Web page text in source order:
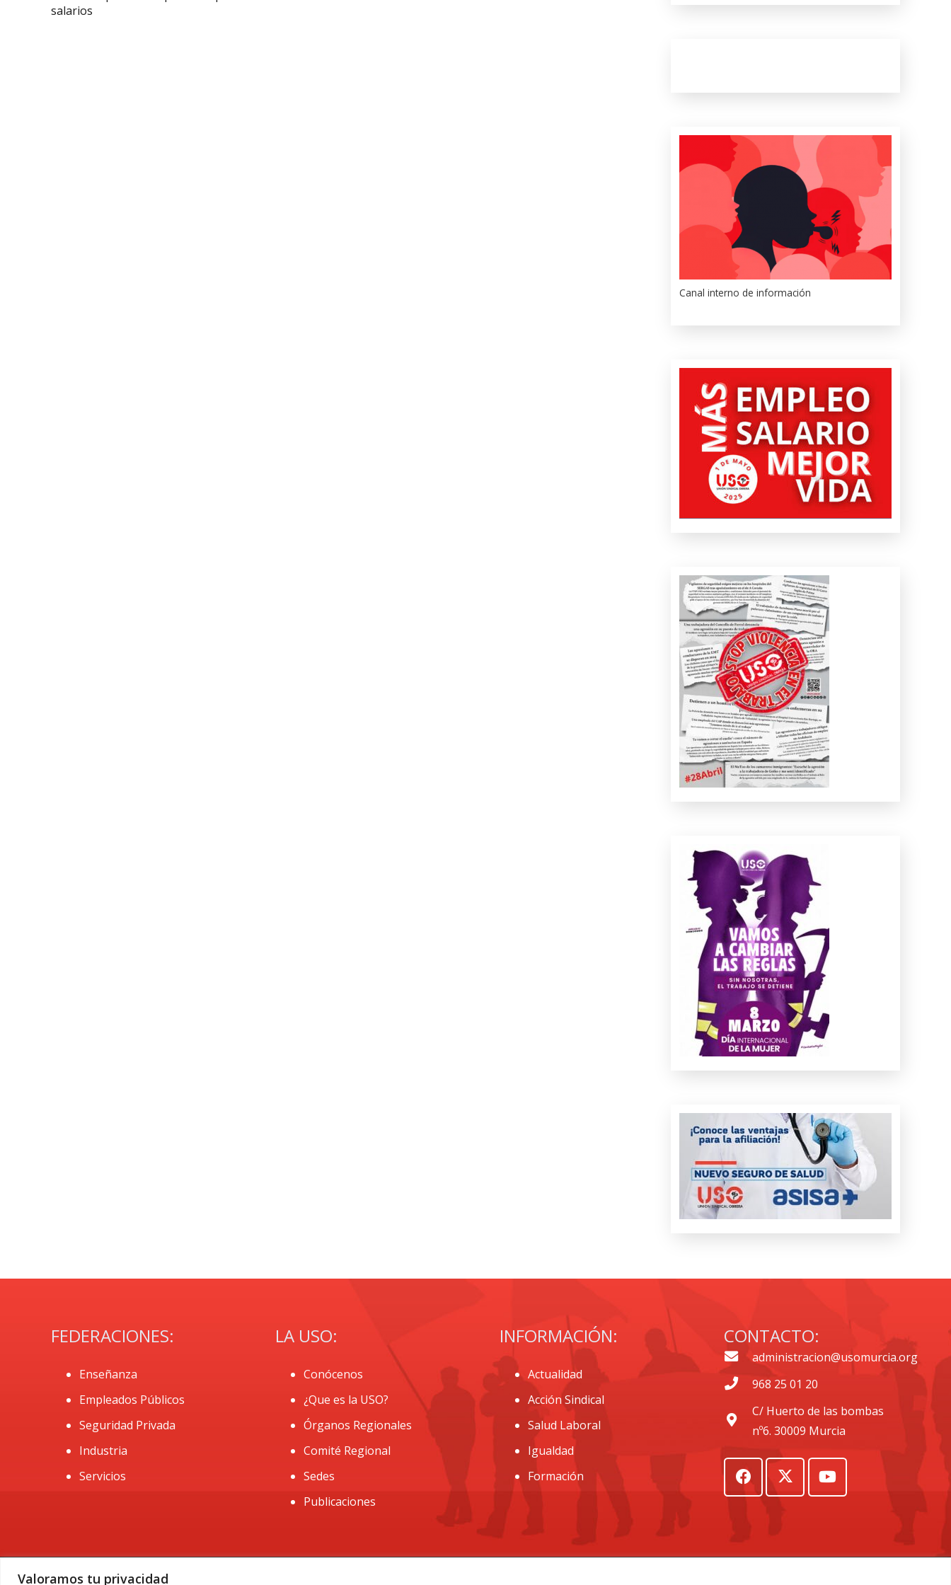
Valoramos tu privacidad
salarios
Canal interno de información
FEDERACIONES:
Enseñanza
Empleados Públicos
Seguridad Privada
Industria
Servicios
LA USO:
Conócenos
¿Que es la USO?
Órganos Regionales
Comité Regional
Sedes
Publicaciones
INFORMACIÓN:
Actualidad
Acción Sindical
Salud Laboral
Igualdad
Formación
CONTACTO:
administracion@usomurcia.org
968 25 01 20
C/ Huerto de las bombas
nº6. 30009 Murcia